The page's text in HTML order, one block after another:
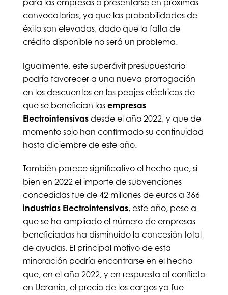
convocatorias, ya que las probabilidades de
éxito son elevadas, dado que la falta de
crédito disponible no será un problema.
Igualmente, este superávit presupuestario
podría favorecer a una nueva prorrogación
en los descuentos en los peajes eléctricos de
que se benefician las empresas
Electrointensivasdesde el año 2022, y que de
momento solo han confirmado su continuidad
hasta diciembre de este año.
También parece significativo el hecho que, si
bien en 2022 el importe de subvenciones
concedidas fue de 42 millones de euros a 366
industrias Electrointensivas, este año, pese a
que se ha ampliado el número de empresas
beneficiadas ha disminuido la concesión total
de ayudas. El principal motivo de esta
minoración podría encontrarse en el hecho
que, en el año 2022, y en respuesta al conflicto
en Ucrania, el precio de los cargos ya fue